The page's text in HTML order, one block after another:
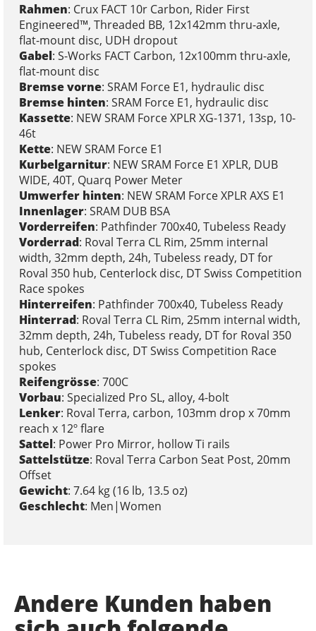
Rahmen: Crux FACT 10r Carbon, Rider First
Engineered™, Threaded BB, 12x142mm thru-axle,
flat-mount disc, UDH dropout
Gabel: S-Works FACT Carbon, 12x100mm thru-axle,
flat-mount disc
Bremse vorne: SRAM Force E1, hydraulic disc
Bremse hinten: SRAM Force E1, hydraulic disc
Kassette: NEW SRAM Force XPLR XG-1371, 13sp, 10-
46t
Kette: NEW SRAM Force E1
Kurbelgarnitur: NEW SRAM Force E1 XPLR, DUB
WIDE, 40T, Quarq Power Meter
Umwerfer hinten: NEW SRAM Force XPLR AXS E1
Innenlager: SRAM DUB BSA
Vorderreifen: Pathfinder 700x40, Tubeless Ready
Vorderrad: Roval Terra CL Rim, 25mm internal
width, 32mm depth, 24h, Tubeless ready, DT for
Roval 350 hub, Centerlock disc, DT Swiss Competition
Race spokes
Hinterreifen: Pathfinder 700x40, Tubeless Ready
Hinterrad: Roval Terra CL Rim, 25mm internal width,
32mm depth, 24h, Tubeless ready, DT for Roval 350
hub, Centerlock disc, DT Swiss Competition Race
spokes
Reifengrösse: 700C
Vorbau: Specialized Pro SL, alloy, 4-bolt
Lenker: Roval Terra, carbon, 103mm drop x 70mm
reach x 12º flare
Sattel: Power Pro Mirror, hollow Ti rails
Sattelstütze: Roval Terra Carbon Seat Post, 20mm
Offset
Gewicht: 7.64 kg (16 lb, 13.5 oz)
Geschlecht: Men|Women
Andere Kunden haben